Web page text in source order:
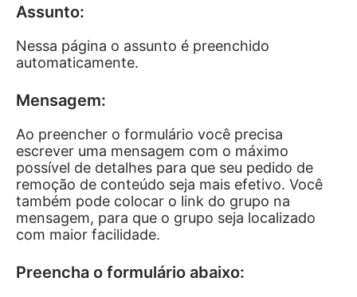
Assunto:
Nessa página o assunto é preenchido
automaticamente.
Mensagem:
Ao preencher o formulário você precisa
escrever uma mensagem com o máximo
possível de detalhes para que seu pedido de
remoção de conteúdo seja mais efetivo. Você
também pode colocar o link do grupo na
mensagem, para que o grupo seja localizado
com maior facilidade.
Preencha o formulário abaixo: